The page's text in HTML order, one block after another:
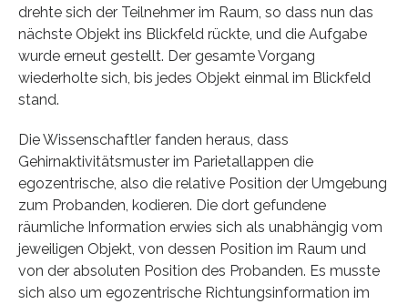
drehte sich der Teilnehmer im Raum, so dass nun das
nächste Objekt ins Blickfeld rückte, und die Aufgabe
wurde erneut gestellt. Der gesamte Vorgang
wiederholte sich, bis jedes Objekt einmal im Blickfeld
stand.
Die Wissenschaftler fanden heraus, dass
Gehirnaktivitätsmuster im Parietallappen die
egozentrische, also die relative Position der Umgebung
zum Probanden, kodieren. Die dort gefundene
räumliche Information erwies sich als unabhängig vom
jeweiligen Objekt, von dessen Position im Raum und
von der absoluten Position des Probanden. Es musste
sich also um egozentrische Richtungsinformation im